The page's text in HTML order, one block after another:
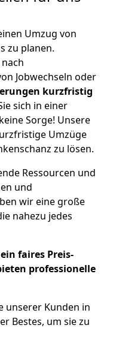
Umzug von
zu planen.
Jobwechseln oder
kurzfristig
sich in einer
Sorge! Unsere
Umzüge
zu lösen.
Ressourcen und
und
wir eine große
nahezu jedes
faires Preis-
professionelle
unserer Kunden in
Bestes, um sie zu